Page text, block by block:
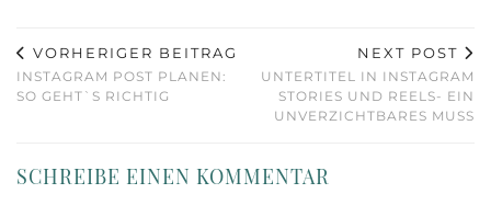
VORHERIGER BEITRAG
INSTAGRAM POST PLANEN:
SO GEHT`S RICHTIG
NEXT POST
UNTERTITEL IN INSTAGRAM
STORIES UND REELS- EIN
UNVERZICHTBARES MUSS
SCHREIBE EINEN KOMMENTAR